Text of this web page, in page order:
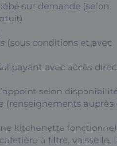
sur demande (selon
(sous conditions et avec
payant avec accès
selon
(renseignements auprès
kitchenette
à filtre, vaisselle,